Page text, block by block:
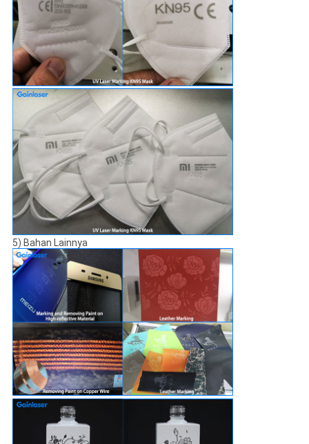
5) Bahan Lainnya